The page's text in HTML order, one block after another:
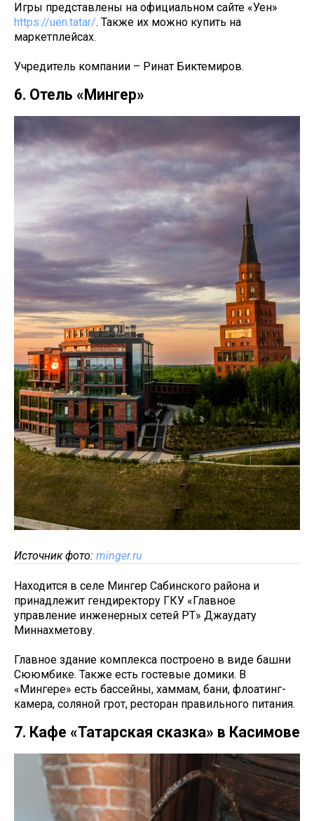
Игры представлены на официальном сайте «Уен»
https://uen.tatar/. Также их можно купить на
маркетплейсах.
Учредитель компании – Ринат Биктемиров.
6. Отель «Мингер»
Источник фото: minger.ru
Находится в селе Мингер Сабинского района и
принадлежит гендиректору ГКУ «Главное
управление инженерных сетей РТ» Джаудату
Миннахметову.
Главное здание комплекса построено в виде башни
Сююмбике. Также есть гостевые домики. В
«Мингере» есть бассейны, хаммам, бани, флоатинг-
камера, соляной грот, ресторан правильного питания.
7. Кафе «Татарская сказка» в Касимове